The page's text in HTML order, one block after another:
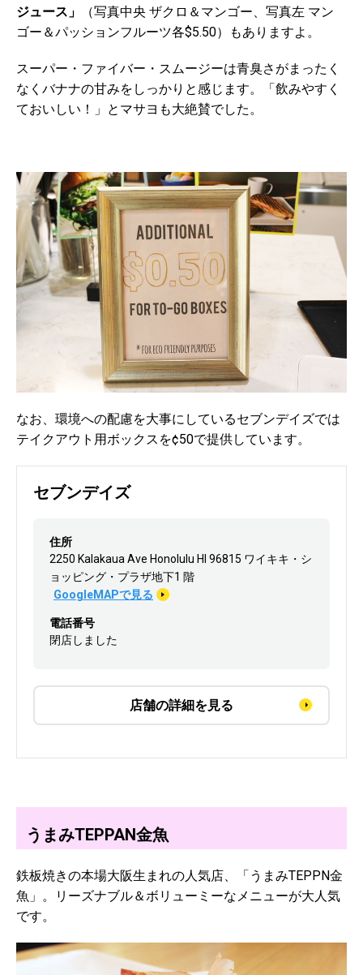
ジュース」
（写真中央 ザクロ＆マンゴー、写真左 マン
ゴー＆パッションフルーツ各$5.50）もありますよ。
スーパー・ファイバー・スムージーは青臭さがまったく
なくバナナの甘みをしっかりと感じます。「飲みやすく
ておいしい！」とマサヨも大絶賛でした。
なお、環境への配慮を大事にしているセブンデイズでは
テイクアウト用ボックスを¢50で提供しています。
セブンデイズ
住所
2250 Kalakaua Ave Honolulu HI 96815 ワイキキ・シ
ョッピング・プラザ地下1 階
GoogleMAPで見る
電話番号
閉店しました
店舗の詳細を見る
うまみTEPPAN金魚
鉄板焼きの本場大阪生まれの人気店、「うまみTEPPN金
魚」。リーズナブル＆ボリューミーなメニューが大人気
です。